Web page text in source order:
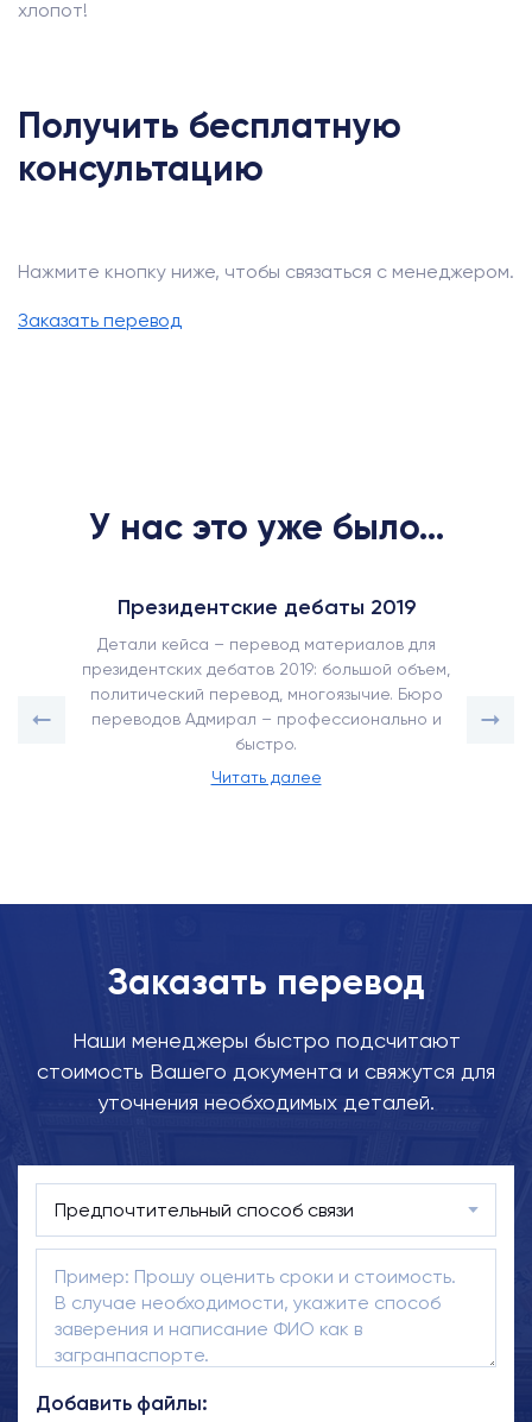
хлопот!
Получить бесплатную
консультацию
Нажмите кнопку ниже, чтобы связаться с менеджером.
Заказать перевод
У нас это уже было...
Президентские дебаты 2019
Детали кейса – перевод материалов для
президентских дебатов 2019: большой объем,
политический перевод, многоязычие. Бюро
переводов Адмирал – профессионально и
быстро.
Читать далее
Заказать перевод
Наши менеджеры быстро подсчитают
стоимость Вашего документа и свяжутся для
уточнения необходимых деталей.
Добавить файлы: